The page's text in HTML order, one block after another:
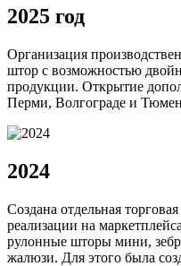
2025 год
Организация
штор с возможностью
продукции. Открытие
Перми, Волгограде и
2024
Создана отдельная
реализации на
рулонные шторы мини,
жалюзи. Для этого была